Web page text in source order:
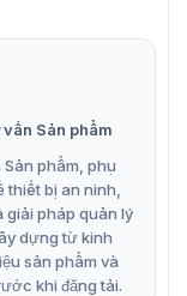
Sản phẩm
phẩm, phụ
bị an ninh,
giải pháp quản lý
dựng từ kinh
sản phẩm và
khi đăng tải.